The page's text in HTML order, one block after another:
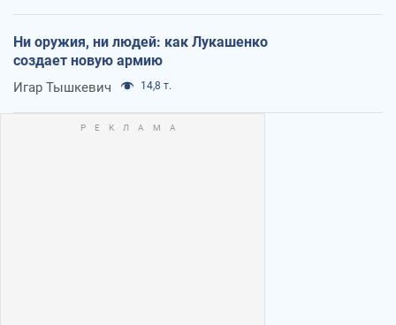
Ни оружия, ни людей: как Лукашенко
создает новую армию
Игар Тышкевич 14,8 т.